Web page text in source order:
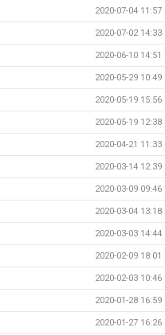
2020-07-04 11:57
2020-07-02 14:33
2020-06-10 14:51
2020-05-29 10:49
2020-05-19 15:56
2020-05-19 12:38
2020-04-21 11:33
2020-03-14 12:39
2020-03-09 09:46
2020-03-04 13:18
2020-03-03 14:44
2020-02-09 18:01
2020-02-03 10:46
2020-01-28 16:59
2020-01-27 16:26